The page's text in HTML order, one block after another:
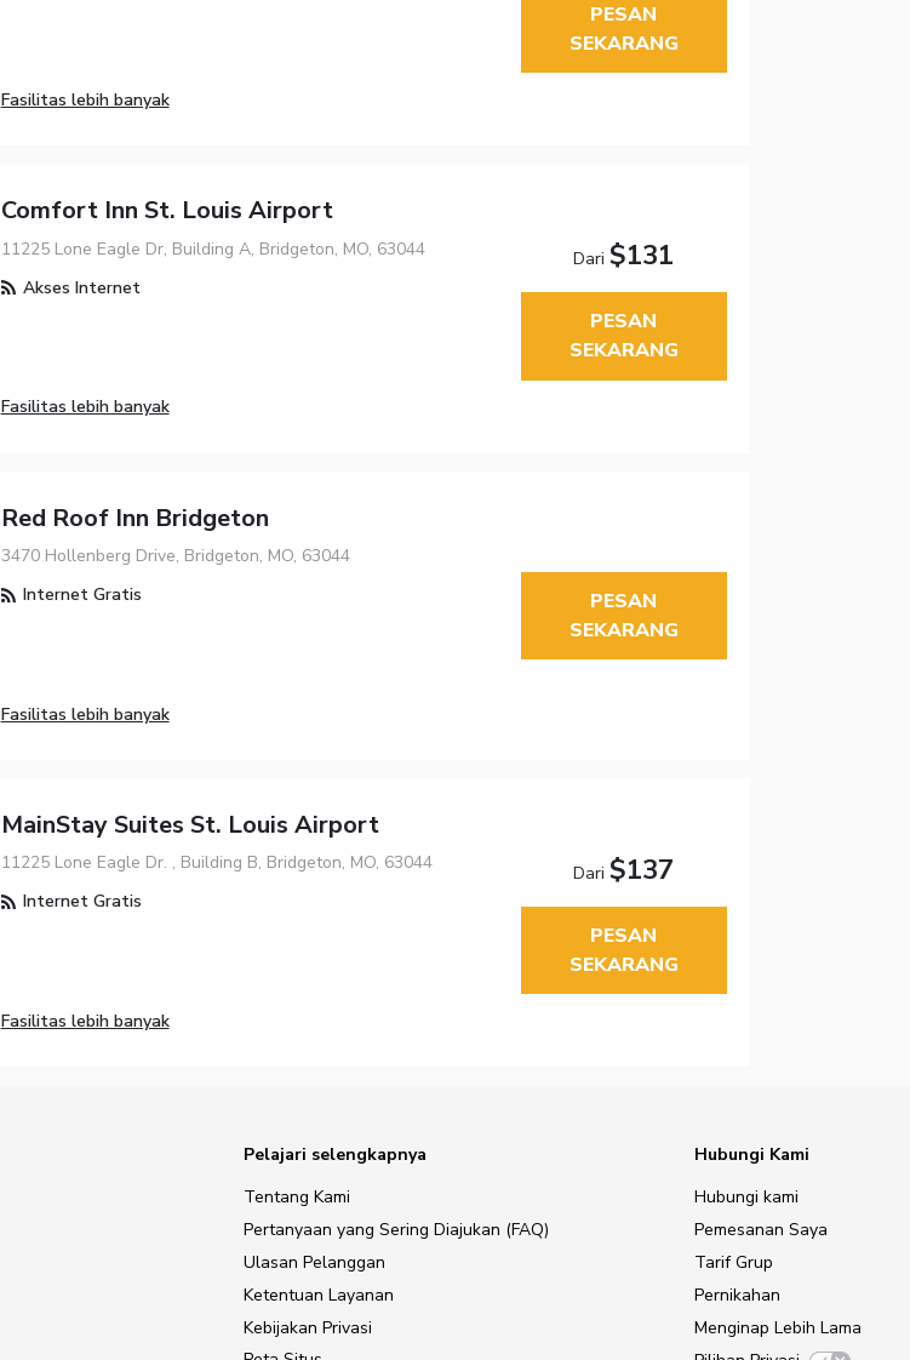
Fasilitas lebih banyak
PESAN
SEKARANG
Comfort Inn St. Louis Airport
11225 Lone Eagle Dr, Building A, Bridgeton, MO, 63044
Akses Internet
Fasilitas lebih banyak
Dari$131
PESAN
SEKARANG
Red Roof Inn Bridgeton
3470 Hollenberg Drive, Bridgeton, MO, 63044
Internet Gratis
Fasilitas lebih banyak
PESAN
SEKARANG
MainStay Suites St. Louis Airport
11225 Lone Eagle Dr. , Building B, Bridgeton, MO, 63044
Internet Gratis
Fasilitas lebih banyak
Dari$137
PESAN
SEKARANG
Pelajari selengkapnya
Tentang Kami
Pertanyaan yang Sering Diajukan (FAQ)
Ulasan Pelanggan
Ketentuan Layanan
Kebijakan Privasi
Hubungi Kami
Hubungi kami
Pemesanan Saya
Tarif Grup
Pernikahan
Menginap Lebih Lama